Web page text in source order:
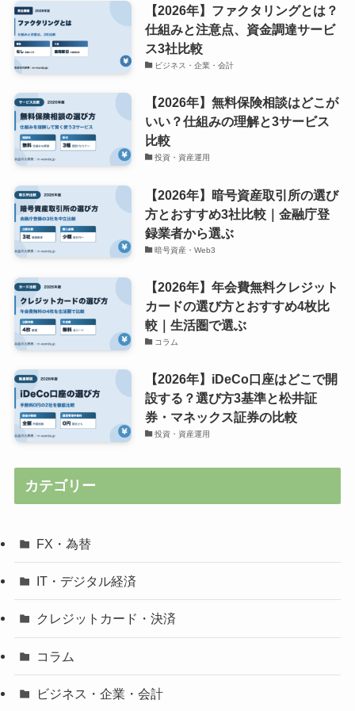
【2026年】ファクタリングとは？
仕組みと注意点、資金調達サービ
ス3社比較
ビジネス・企業・会計
【2026年】無料保険相談はどこが
いい？仕組みの理解と3サービス
比較
投資・資産運用
【2026年】暗号資産取引所の選び
方とおすすめ3社比較｜金融庁登
録業者から選ぶ
暗号資産・Web3
【2026年】年会費無料クレジット
カードの選び方とおすすめ4枚比
較｜生活圏で選ぶ
コラム
【2026年】iDeCo口座はどこで開
設する？選び方3基準と松井証
券・マネックス証券の比較
投資・資産運用
カテゴリー
FX・為替
IT・デジタル経済
クレジットカード・決済
コラム
ビジネス・企業・会計